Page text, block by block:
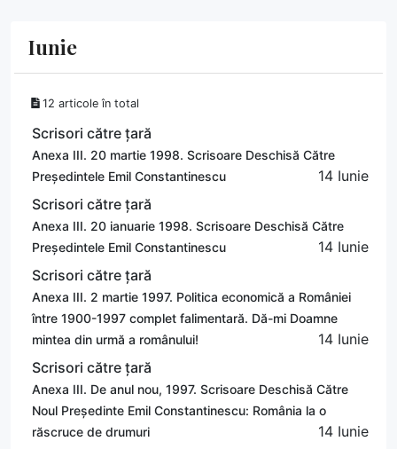
Iunie
12 articole în total
Scrisori către țară
Anexa III. 20 martie 1998. Scrisoare Deschisă Către
Președintele Emil Constantinescu
14 Iunie
Scrisori către țară
Anexa III. 20 ianuarie 1998. Scrisoare Deschisă Către
Președintele Emil Constantinescu
14 Iunie
Scrisori către țară
Anexa III. 2 martie 1997. Politica economică a României
între 1900-1997 complet falimentară. Dă-mi Doamne
mintea din urmă a românului!
14 Iunie
Scrisori către țară
Anexa III. De anul nou, 1997. Scrisoare Deschisă Către
Noul Președinte Emil Constantinescu: România la o
răscruce de drumuri
14 Iunie